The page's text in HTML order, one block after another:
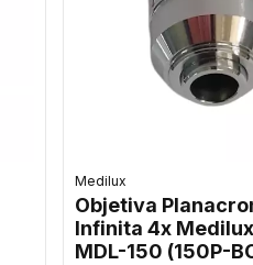
Medilux
Objetiva
Infinita 4x
MDL-150 (150P-